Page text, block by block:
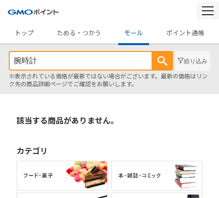
トップ
ためる・つかう モール ポイント通帳
絞り込み
※表示されている価格が最新ではない場合がございます。最新の価格はリン
ク先の商品詳細ページでご確認をお願いします。
該当する商品がありません。
カテゴリ